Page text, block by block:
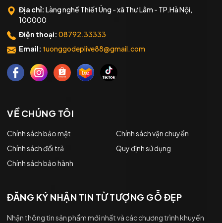
Địa chỉ: Làng nghề Thiết Úng - xã Thư Lâm - TP.Hà Nội,
100000
Điện thoại: 08792.33333
Email: tuonggodeplive88@gmail.com
VỀ CHÚNG TÔI
Chính sách bảo mật
Chính sách vận chuyển
Chính sách đổi trả
Quy định sử dụng
Chính sách bảo hành
ĐĂNG KÝ NHẬN TIN TỪ TƯỢNG GỖ ĐẸP
Nhận thông tin sản phẩm mới nhất và các chương trình khuyến